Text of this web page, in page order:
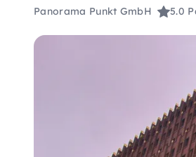
Panorama Punkt GmbH 5.0